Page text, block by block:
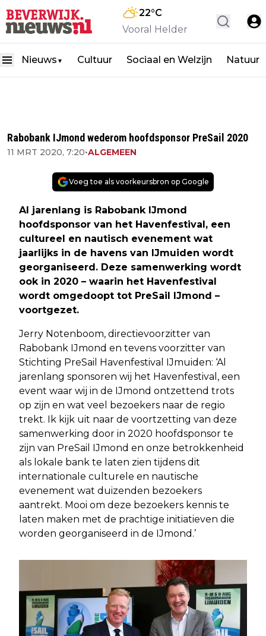
22°C
Vooral Helder
Nieuws ▼ Cultuur Sociaal en Welzijn Natuur
Rabobank IJmond wederom hoofdsponsor PreSail 2020
11 MRT 2020, 7:20•ALGEMEEN
Voeg toe als voorkeursbron op Google
Al jarenlang is Rabobank IJmond
hoofdsponsor van het Havenfestival, een
cultureel en nautisch evenement wat
jaarlijks in de havens van IJmuiden wordt
georganiseerd. Deze samenwerking wordt
ook in 2020 – waarin het Havenfestival
wordt omgedoopt tot PreSail IJmond –
voortgezet.
Jerry Notenboom, directievoorzitter van
Rabobank IJmond en tevens voorzitter van
Stichting PreSail Havenfestival IJmuiden: ‘Al
jarenlang sponsoren wij het Havenfestival, een
event waar wij in de IJmond ontzettend trots
op zijn en wat veel bezoekers naar de regio
trekt. Ik kijk uit naar de voortzetting van deze
samenwerking door in 2020 hoofdsponsor te
zijn van PreSail IJmond en onze betrokkenheid
als lokale bank te laten zien tijdens dit
internationale culturele en nautische
evenement wat duizenden bezoekers
aantrekt. Mooi om deze bezoekers kennis te
laten maken met de prachtige initiatieven die
worden georganiseerd in de IJmond.’